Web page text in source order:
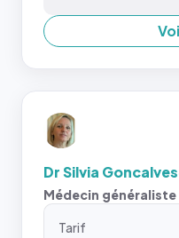
Dr Silvia
Médecin généraliste
Tarif